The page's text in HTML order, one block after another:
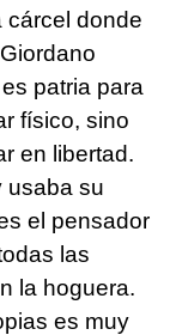
cárcel donde
es patria para
físico, sino
en libertad.
usaba su
el pensador
las
la hoguera.
es muy